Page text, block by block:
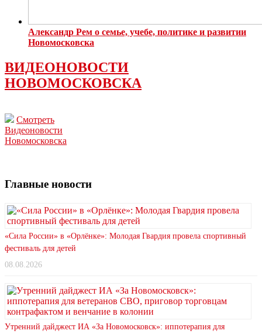
Александр Рем о семье, учебе, политике и развитии
Новомосковска
ВИДЕОНОВОСТИ
НОВОМОСКОВСКА
Смотреть
Видеоновости
Новомосковска
Главные новости
«Сила России» в «Орлёнке»: Молодая Гвардия провела спортивный
фестиваль для детей
08.08.2026
Утренний дайджест ИА «За Новомосковск»: иппотерапия для